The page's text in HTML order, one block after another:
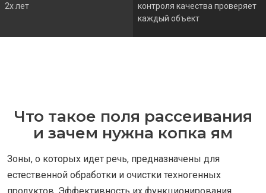
2х лет
контроля качества проверяет
каждый объект
Что такое поля рассеивания
и зачем нужна копка ям
Зоны, о которых идет речь, предназначены для
естественной обработки и очистки техногенных